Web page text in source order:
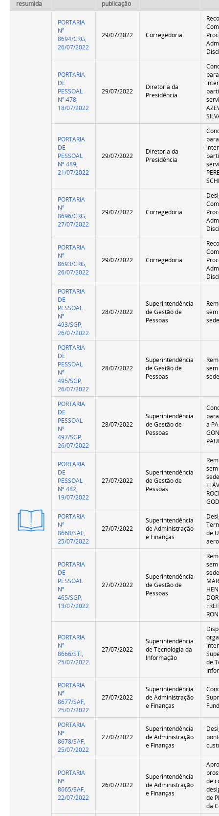
resumida
publicação
Versão
Resumida
PORTARIA
Nº
8694/CRG,
26/07/2022
29/07/2022 Corregedoria
PORTARIA
DE
PESSOAL
Nº 478,
18/07/2022
29/07/2022
Diretoria da
Presidência
PORTARIA
DE
PESSOAL
Nº 489,
21/07/2022
29/07/2022
Diretoria da
Presidência
PORTARIA
Nº
8696/CRG,
27/07/2022
29/07/2022 Corregedoria
PORTARIA
Nº
8693/CRG,
26/07/2022
29/07/2022 Corregedoria
PORTARIA
DE
PESSOAL
Nº
493/SGP,
26/07/2022
28/07/2022
Superintendência
de Gestão de
Pessoas
PORTARIA
DE
PESSOAL
Nº
495/SGP,
26/07/2022
28/07/2022
Superintendência
de Gestão de
Pessoas
PORTARIA
DE
PESSOAL
Nº
497/SGP,
26/07/2022
28/07/2022
Superintendência
de Gestão de
Pessoas
a
PORTARIA
DE
PESSOAL
Nº 482,
19/07/2022
27/07/2022
Superintendência
de Gestão de
Pessoas
PORTARIA
Nº
8668/SAF,
25/07/2022
27/07/2022
Superintendência
de Administração
e Finanças
de
PORTARIA
DE
PESSOAL
Nº
465/SGP,
13/07/2022
27/07/2022
Superintendência
de Gestão de
Pessoas
PORTARIA
Nº
8666/STI,
25/07/2022
27/07/2022
Superintendência
de Tecnologia da
Informação
de
PORTARIA
Nº
8677/SAF,
25/07/2022
27/07/2022
Superintendência
de Administração
e Finanças
PORTARIA
Nº
8678/SAF,
25/07/2022
27/07/2022
Superintendência
de Administração
e Finanças
PORTARIA
Nº
8665/SAF,
22/07/2022
26/07/2022
Superintendência
de Administração
e Finanças
de
de
da